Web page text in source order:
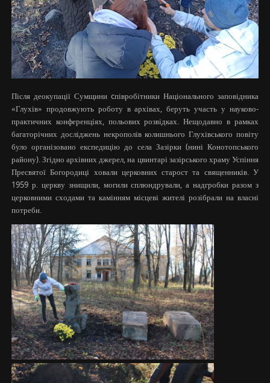
Після деокупації Сумщини cпівробітники Національного заповідника
«Глухів» продовжують роботу в архівах, беруть участь у науково-
практичних конференціях, польових розвідках. Нещодавно в рамках
багаторічних досліджень некрополів колишнього Глухівського повіту
було організовано експедицію до села Зазірки (нині Конотопського
району). Згідно архівних джерел, на цвинтарі зазірського храму Успіння
Пресвятої Богородиці ховали церковних старост та священників. У
1959 р. церкву знищили, могили сплюндрували, а надгробки разом з
церковними сходами та камінням місцеві жителі розібрали на власні
потреби.